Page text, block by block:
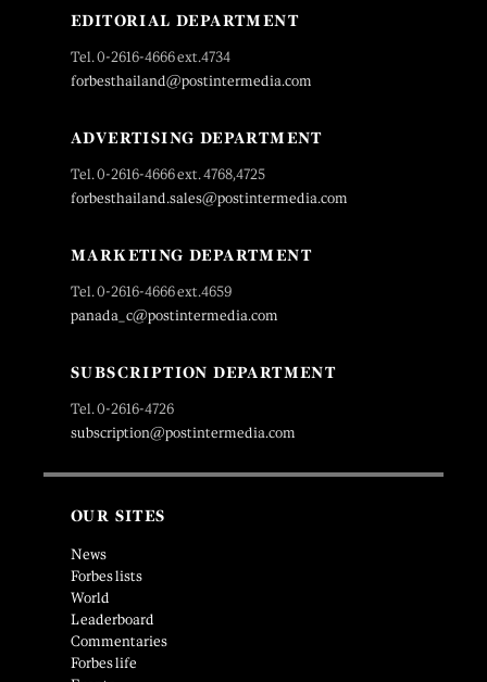
EDITORIAL DEPARTMENT
Tel. 0-2616-4666 ext.4734
forbesthailand@postintermedia.com
ADVERTISING DEPARTMENT
Tel. 0-2616-4666 ext. 4768,4725
forbesthailand.sales@postintermedia.com
MARKETING DEPARTMENT
Tel. 0-2616-4666 ext.4659
panada_c@postintermedia.com
SUBSCRIPTION DEPARTMENT
Tel. 0-2616-4726
subscription@postintermedia.com
OUR SITES
News
Forbes lists
World
Leaderboard
Commentaries
Forbes life